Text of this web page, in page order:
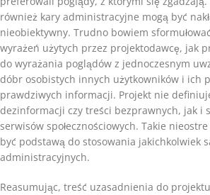
również kary administracyjne mogą być
nieobiektywny. Trudno bowiem
wyrażeń użytych przez projektodawcę, jak
do wyrażania poglądów z jednoczesnym
dóbr osobistych innych użytkowników i ich
prawdziwych informacji. Projekt nie
dezinformacji czy treści bezprawnych, jak i
serwisów społecznościowych. Takie
być podstawą do stosowania jakichkolwiek
administracyjnych.
Reasumując, treść uzasadnienia do